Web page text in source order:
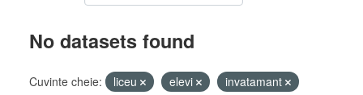
No datasets found
Cuvinte cheie: liceu elevi
invatamant